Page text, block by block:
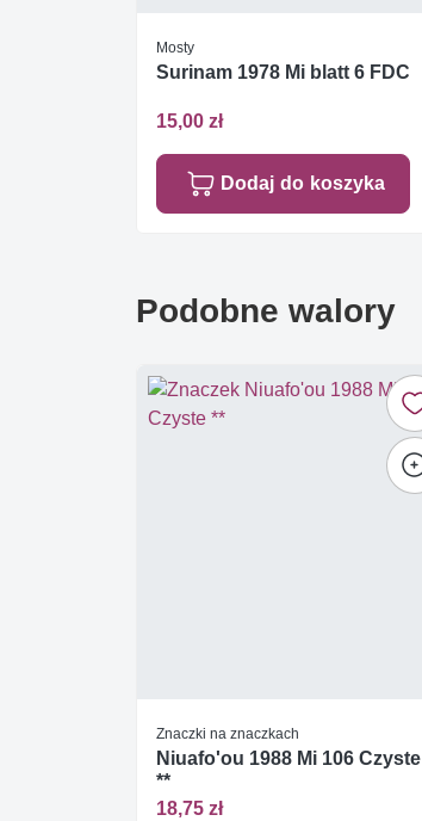
Mosty
Surinam 1978 Mi blatt 6 FDC
15,00 zł
Dodaj do koszyka
Podobne walory
Znaczki na znaczkach
Niuafo'ou 1988 Mi 106 Czyste
**
18,75 zł